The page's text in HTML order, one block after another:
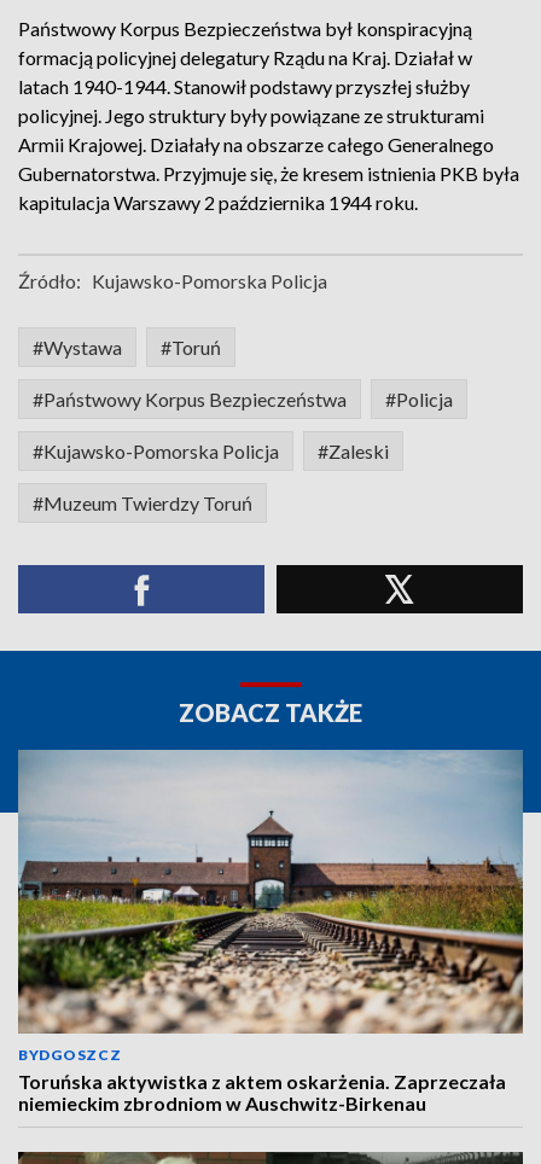
Państwowy Korpus Bezpieczeństwa był konspiracyjną
formacją policyjnej delegatury Rządu na Kraj. Działał w
latach 1940-1944. Stanowił podstawy przyszłej służby
policyjnej. Jego struktury były powiązane ze strukturami
Armii Krajowej. Działały na obszarze całego Generalnego
Gubernatorstwa. Przyjmuje się, że kresem istnienia PKB była
kapitulacja Warszawy 2 października 1944 roku.
Źródło: Kujawsko-Pomorska Policja
#Wystawa #Toruń
#Państwowy Korpus Bezpieczeństwa #Policja
#Kujawsko-Pomorska Policja #Zaleski
#Muzeum Twierdzy Toruń
ZOBACZ TAKŻE
BYDGOSZCZ
Toruńska aktywistka z aktem oskarżenia. Zaprzeczała
niemieckim zbrodniom w Auschwitz-Birkenau